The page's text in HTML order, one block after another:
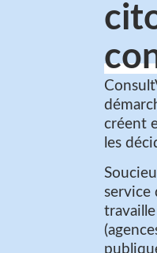
créent
les
service